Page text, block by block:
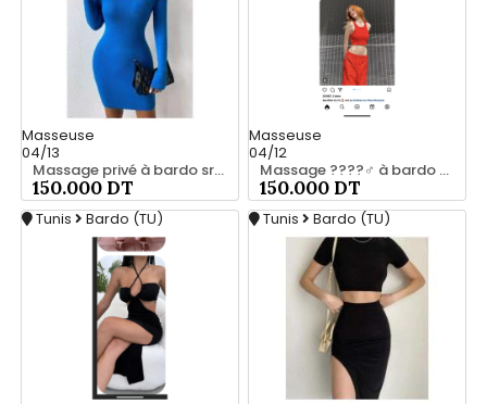
Masseuse
04/13
Massage privé à bardo srd 55066248
150.000 DT
Masseuse
04/12
Massage ????‍♂️ à bardo srd 20466285
150.000 DT
Tunis Bardo (TU) Tunis Bardo (TU)